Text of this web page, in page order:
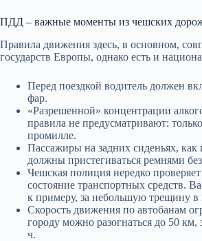
ПДД – важные моменты из чешских
Правила движения здесь, в основном,
государств Европы, однако есть и
Перед поездкой водитель должен
фар.
«Разрешенной» концентрации
правила не предусматривают:
промилле.
Пассажиры на задних сиденьях, как
должны пристегиваться ремнями
Чешская полиция нередко проверяет
состояние транспортных средств.
к примеру, за небольшую трещину в
Скорость движения по автобанам
городу можно разогнаться до 50 км,
ч.